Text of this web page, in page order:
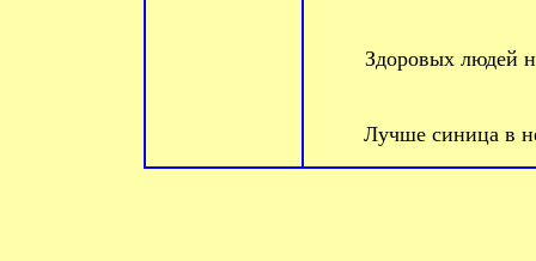
Здоровых людей
Лучше синица в